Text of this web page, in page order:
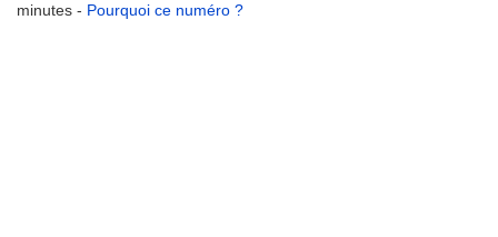
minutes - Pourquoi ce numéro ?